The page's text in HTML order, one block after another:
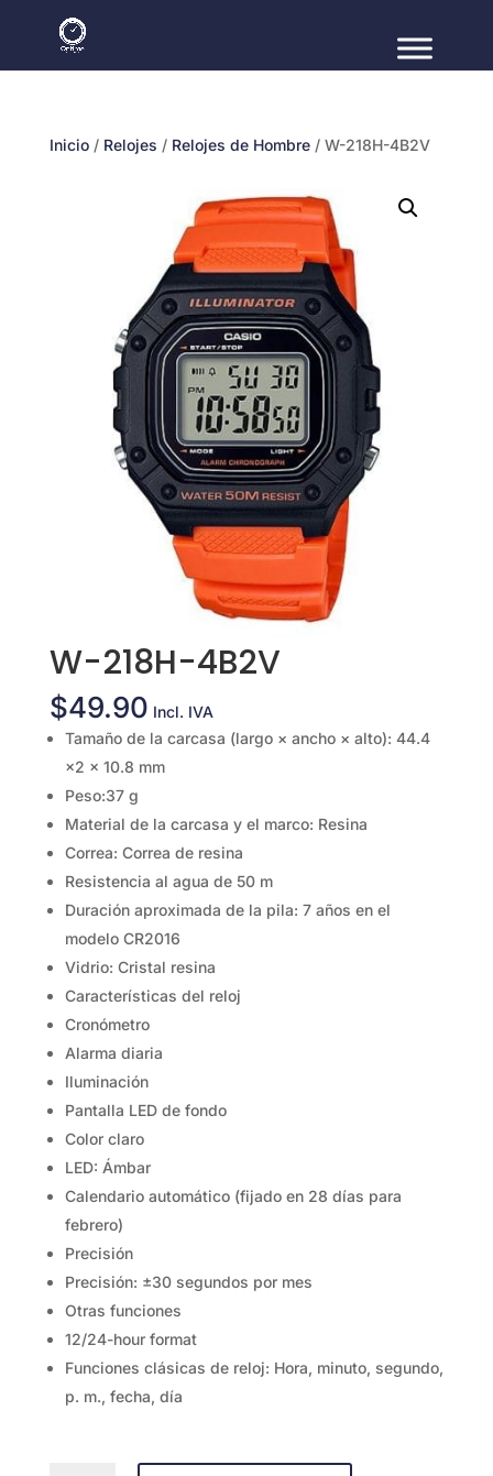
Inicio/ Relojes / Relojes de Hombre/ W-218H-4B2V
W-218H-4B2V
$49.90 Incl. IVA
Tamaño de la carcasa (largo × ancho × alto): 44.4
×2 × 10.8 mm
Peso:37 g
Material de la carcasa y el marco: Resina
Correa: Correa de resina
Resistencia al agua de 50 m
Duración aproximada de la pila: 7 años en el
modelo CR2016
Vidrio: Cristal resina
Características del reloj
Cronómetro
Alarma diaria
Iluminación
Pantalla LED de fondo
Color claro
LED: Ámbar
Calendario automático (fijado en 28 días para
febrero)
Precisión
Precisión: ±30 segundos por mes
Otras funciones
12/24-hour format
Funciones clásicas de reloj: Hora, minuto, segundo,
p. m., fecha, día